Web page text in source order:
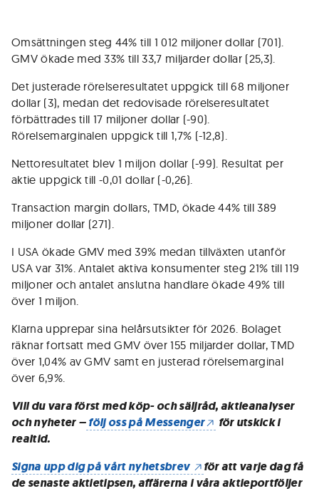
Omsättningen steg 44% till 1 012 miljoner dollar (701).
GMV ökade med 33% till 33,7 miljarder dollar (25,3).
Det justerade rörelseresultatet uppgick till 68 miljoner
dollar (3), medan det redovisade rörelseresultatet
förbättrades till 17 miljoner dollar (-90).
Rörelsemarginalen uppgick till 1,7% (-12,8).
Nettoresultatet blev 1 miljon dollar (-99). Resultat per
aktie uppgick till -0,01 dollar (-0,26).
Transaction margin dollars, TMD, ökade 44% till 389
miljoner dollar (271).
I USA ökade GMV med 39% medan tillväxten utanför
USA var 31%. Antalet aktiva konsumenter steg 21% till 119
miljoner och antalet anslutna handlare ökade 49% till
över 1 miljon.
Klarna upprepar sina helårsutsikter för 2026. Bolaget
räknar fortsatt med GMV över 155 miljarder dollar, TMD
över 1,04% av GMV samt en justerad rörelsemarginal
över 6,9%.
Vill du vara först med köp- och säljråd, aktieanalyser
och nyheter –följ oss på Messenger
för utskick i
realtid.
Signa upp dig på vårt nyhetsbrev
för att varje dag få
de senaste aktietipsen, affärerna i våra aktieportföljer